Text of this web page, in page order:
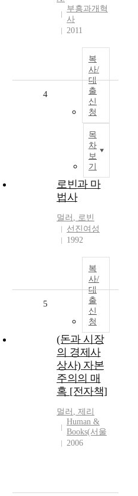
부흥과개혁
사
2011
복
사/
대
출
신
청
목
차
보
기
4
로빈과 마
법사
멀러 , 로빈
선진여성
1992
복
사/
대
출
신
청
5
(돈과 시장
의 경제사
상사) 자본
주의의 매
혹 [전자책]
멀러 , 제리
Human &
Books(서울
2006